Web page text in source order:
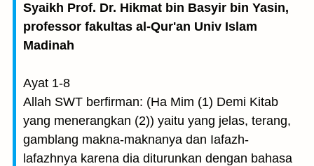
Syaikh Prof. Dr. Hikmat bin Basyir bin Yasin,
professor fakultas al-Qur'an Univ Islam
Madinah
Ayat 1-8
Allah SWT berfirman: (Ha Mim (1) Demi Kitab
yang menerangkan (2)) yaitu yang jelas, terang,
gamblang makna-maknanya dan Iafazh-
lafazhnya karena dia diturunkan dengan bahasa